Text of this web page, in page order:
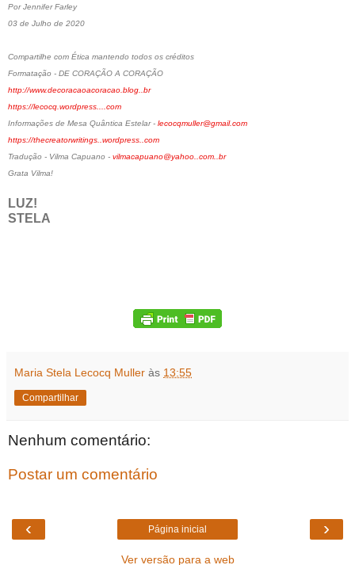
Por Jennifer Farley
03 de Julho de 2020
Compartilhe com Ética mantendo todos os créditos
Formatação - DE CORAÇÃO A CORAÇÃO
http://www.decoracaoacoracao.blog..br
https://lecocq.wordpress....com
Informações de Mesa Quântica Estelar - lecocqmuller@gmail.com
https://thecreatorwritings..wordpress..com
Tradução - Vilma Capuano - vilmacapuano@yahoo..com..br
Grata Vilma!
LUZ!
STELA
Maria Stela Lecocq Muller às 13:55
Compartilhar
Nenhum comentário:
Postar um comentário
‹ ›
Página inicial
Ver versão para a web